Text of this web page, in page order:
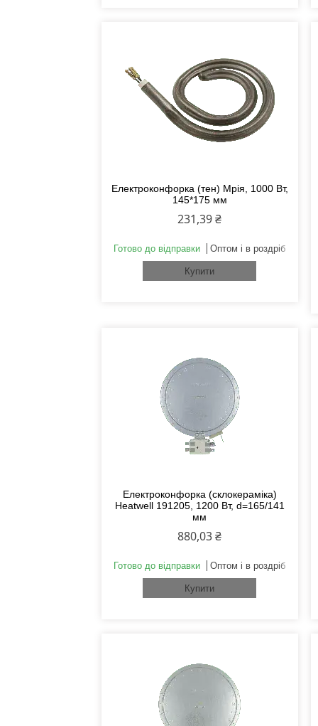
Електроконфорка (тен) Мрія, 1000 Вт,
145*175 мм
231,39 ₴
Готово до відправки Оптом і в роздріб
Купити
Електроконфорка (склокераміка)
Heatwell 191205, 1200 Вт, d=165/141
мм
880,03 ₴
Готово до відправки Оптом і в роздріб
Купити